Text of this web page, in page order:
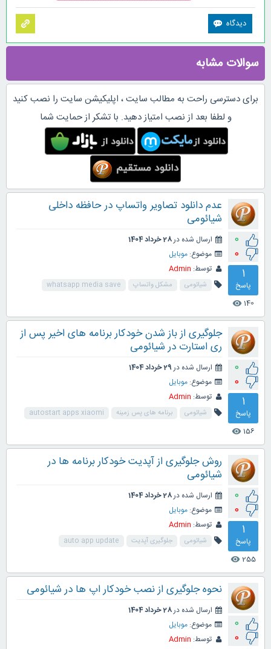
سوالات مشابه
برای دسترسی راحت به مطالب سایت ، اپلیکیشن سایت را نصب کنید
و لطفا بعد از نصب امتیاز دهید. با تشکر از حمایت شما
0
0
1
پاسخ
140
visibility
عدم دانلود تصاویر واتساپ در حافظه داخلی
شیائومی
ارسال شده در28 خرداد 1404
موضوع: موبایل
توسط: Admin
شیائومی مشکل واتساپ whatsapp media save
0
0
1
پاسخ
156
visibility
جلوگیری از باز شدن خودکار برنامه های اخیر پس از
ری استارت در شیائومی
ارسال شده در29 خرداد 1404
موضوع: موبایل
توسط: Admin
شیائومی برنامه های پس زمینه autostart apps xiaomi
0
0
1
پاسخ
255
visibility
روش جلوگیری از آپدیت خودکار برنامه ها در
شیائومی
ارسال شده در28 خرداد 1404
موضوع: موبایل
توسط: Admin
شیائومی جلوگیری آپدیت auto app update
0
0
نحوه جلوگیری از نصب خودکار اپ ها در شیائومی
ارسال شده در28 خرداد 1404
موضوع: موبایل
توسط: Admin